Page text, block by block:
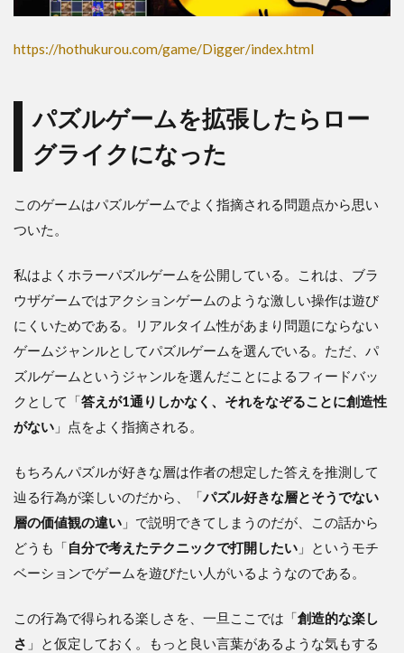
https://hothukurou.com/game/Digger/index.html
パズルゲームを拡張したらロー
グライクになった
このゲームはパズルゲームでよく指摘される問題点から思い
ついた。
私はよくホラーパズルゲームを公開している。これは、ブラ
ウザゲームではアクションゲームのような激しい操作は遊び
にくいためである。リアルタイム性があまり問題にならない
ゲームジャンルとしてパズルゲームを選んでいる。ただ、パ
ズルゲームというジャンルを選んだことによるフィードバッ
クとして「答えが1通りしかなく、それをなぞることに創造性
がない 」点をよく指摘される。
もちろんパズルが好きな層は作者の想定した答えを推測して
辿る行為が楽しいのだから、「パズル好きな層とそうでない
層の価値観の違い 」で説明できてしまうのだが、この話から
どうも「自分で考えたテクニックで打開したい 」というモチ
ベーションでゲームを遊びたい人がいるようなのである。
この行為で得られる楽しさを、一旦ここでは「創造的な楽し
さ 」と仮定しておく。もっと良い言葉があるような気もする